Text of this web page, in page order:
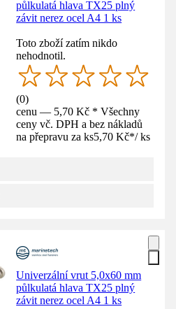
půlkulatá hlava TX25 plný
závit nerez ocel A4 1 ks
Toto zboží zatím nikdo
nehodnotil.
(0)
cenu — 5,70 Kč * Všechny
ceny vč. DPH a bez nákladů
na přepravu za ks5,70 Kč*/ ks
Univerzální vrut 5,0x60 mm
půlkulatá hlava TX25 plný
závit nerez ocel A4 1 ks